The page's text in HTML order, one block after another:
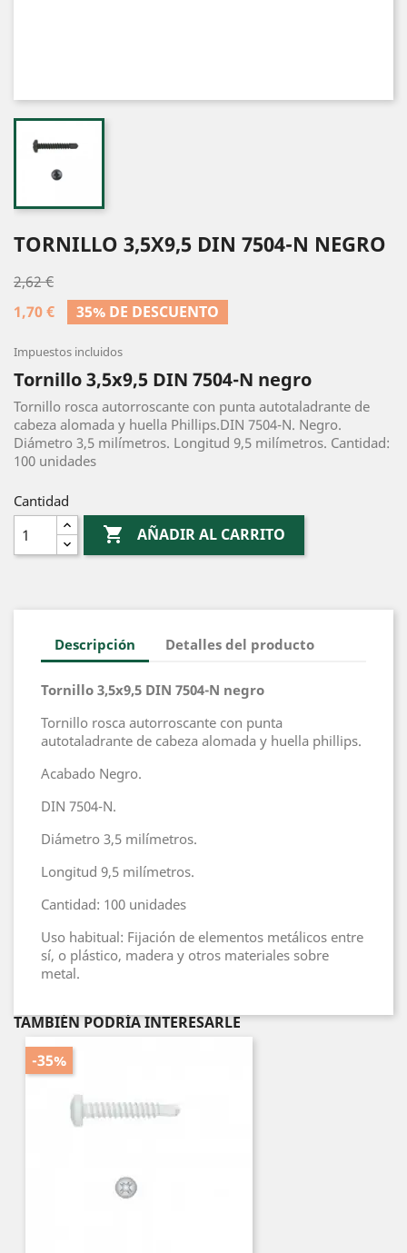
TORNILLO 3,5X9,5 DIN 7504-N NEGRO
2,62 €
1,70 €
35% DE DESCUENTO
Impuestos incluidos
Tornillo 3,5x9,5 DIN 7504-N negro
Tornillo rosca autorroscante con punta autotaladrante de
cabeza alomada y huella Phillips.DIN 7504-N. Negro.
Diámetro 3,5 milímetros. Longitud 9,5 milímetros. Cantidad:
100 unidades
Cantidad
 AÑADIR AL CARRITO
Descripción Detalles del producto
Tornillo 3,5x9,5 DIN 7504-N negro
Tornillo rosca autorroscante con punta
autotaladrante de cabeza alomada y huella phillips.
Acabado Negro.
DIN 7504-N.
Diámetro 3,5 milímetros.
Longitud 9,5 milímetros.
Cantidad: 100 unidades
Uso habitual: Fijación de elementos metálicos entre
sí, o plástico, madera y otros materiales sobre
metal.
TAMBIÉN PODRÍA INTERESARLE
-35%